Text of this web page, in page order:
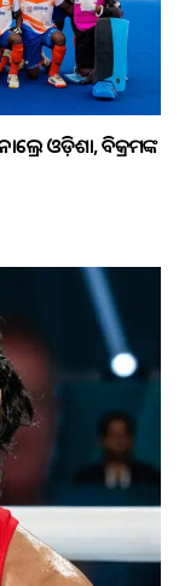
ଓଡ଼ିଶା, ବିକ୍ରମଙ୍କ